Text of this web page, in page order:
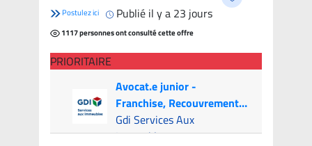
Postulez ici Publié il y a 23 jours
1117 personnes ont consulté cette offre
PRIORITAIRE
Avocat.e junior -
Franchise, Recouvrement
et Litige (Canada & USA)
Gdi Services Aux
Immeubles